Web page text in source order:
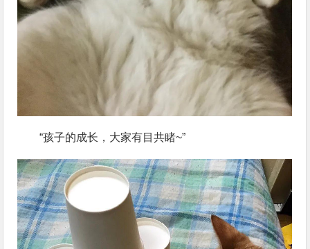
“孩子的成长，大家有目共睹~”